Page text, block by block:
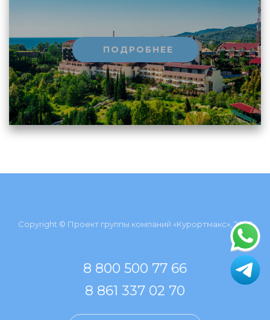
ПОДРОБНЕЕ
Copyright © Проект группы компаний «Курортмакс», 2026
8 800 500 77 66
8 861 337 02 70